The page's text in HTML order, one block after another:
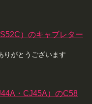
）のキャブレター
りがとうございます
・CJ45A）のC58